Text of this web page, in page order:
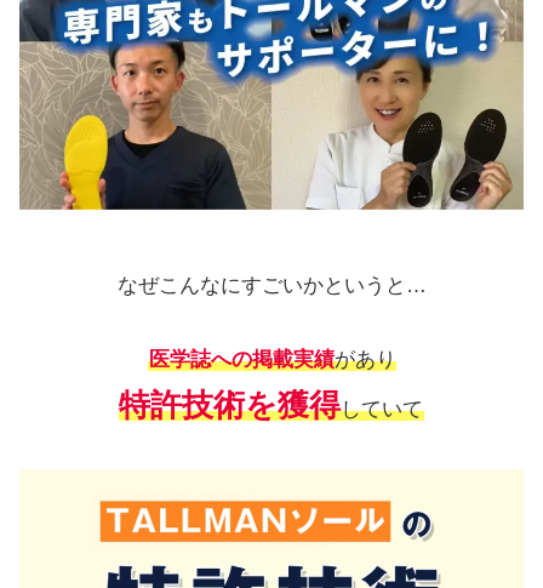
なぜこんなにすごいかというと…
医学誌への掲載実績があり
特許技術を獲得していて